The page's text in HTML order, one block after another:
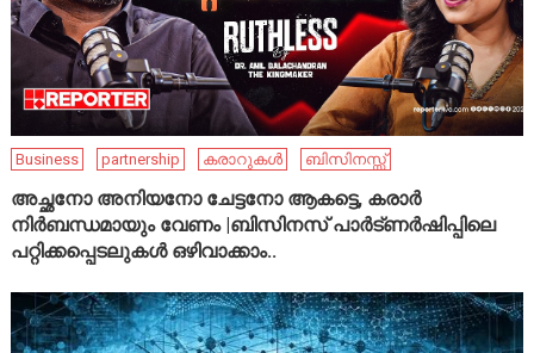
Business partnership കരാറുകൾ ബിസിനസ്സ്
അച്ഛനോ അനിയനോ ചേട്ടനോ ആകട്ടെ, കരാർ
നിർബന്ധമായും വേണം |ബിസിനസ് പാർട്ണർഷിപ്പിലെ
പറ്റിക്കപ്പെടലുകൾ ഒഴിവാക്കാം..